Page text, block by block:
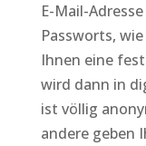
E-Mail-
Passworts,
Ihnen eine
wird dann in
ist völlig
andere geben